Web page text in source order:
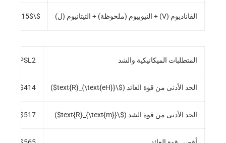
الفاناديوم (V) + النيوبيوم (ملحوظة) + التيتانيوم (ل) $\leq 0.15$
المتطلبات الميكانيكية والشد PSL2
الحد الأدنى من قوة العائد ($\text{R}_{\text{eH}}$
)
$414 \text{ MPa}$
الحد الأدنى من قوة الشد ($\text{R}_{\text{m}}$
)
$517 \text{ MPa}$